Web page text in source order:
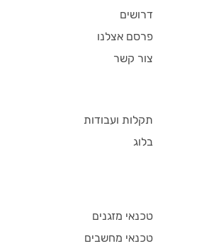
דרושים
פרסם אצלנו
צור קשר
תקלות ועבודות
בלוג
טכנאי מזגנים
טכנאי מחשבים